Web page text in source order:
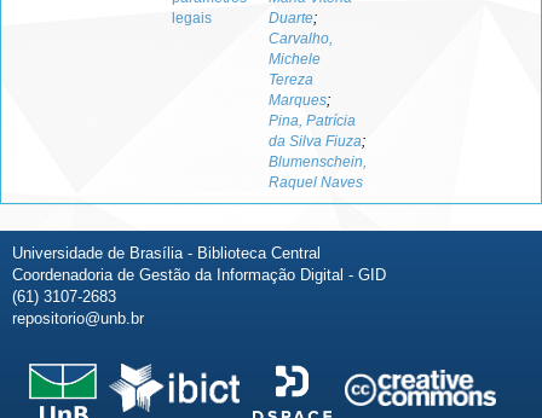
legais
Duarte;
Carvalho,
Michele
Tereza
Marques;
Pina, Patrícia
da Silva Fiuza;
Blumenschein,
Raquel Naves
Universidade de Brasília - Biblioteca Central
Coordenadoria de Gestão da Informação Digital - GID
(61) 3107-2683
repositorio@unb.br